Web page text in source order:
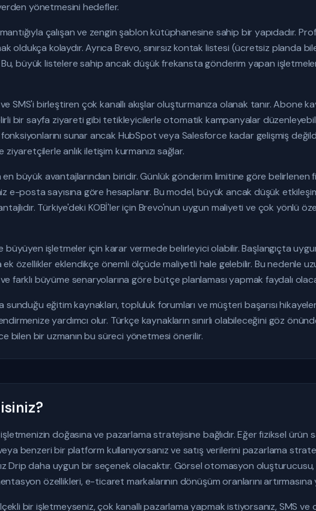
yönetmesini hedefler.
çalışan ve zengin şablon kütüphanesine sahip bir yapıdadır.
kolaydır. Ayrıca Brevo, sınırsız kontak listesi (ücretsiz planda
Bu, büyük listelere sahip ancak düşük frekansta gönderim yapan
birleştiren çok kanallı akışlar oluşturmanıza olanak tanır. Abone
bir sayfa ziyareti gibi tetikleyicilerle otomatik kampanyalar
sunar ancak HubSpot veya Salesforce kadar gelişmiş
anlık iletişim kurmanızı sağlar.
en büyük avantajlarından biridir. Günlük gönderim limitine göre belirlenen
e-posta sayısına göre hesaplanır. Bu model, büyük ancak düşük
Türkiye'deki KOBİ'ler için Brevo'nun uygun maliyeti ve çok yönlü
büyüyen işletmeler için karar vermede belirleyici olabilir. Başlangıçta
ek özellikler eklendikçe önemli ölçüde maliyetli hale gelebilir. Bu nedenle
farklı büyüme senaryolarına göre bütçe planlaması yapmak faydalı
eğitim kaynakları, topluluk forumları ve müşteri başarısı
yardımcı olur. Türkçe kaynakların sınırlı olabileceğini göz
bilen bir uzmanın bu süreci yönetmesi önerilir.
doğasına ve pazarlama stratejisine bağlıdır. Eğer fiziksel ürün
benzeri bir platform kullanıyorsanız ve satış verilerini pazarlama
Drip daha uygun bir seçenek olacaktır. Görsel otomasyon
özellikleri, e-ticaret markalarının dönüşüm oranlarını artırmasına
bir işletmeyseniz, çok kanallı pazarlama yapmak istiyorsanız, SMS ve